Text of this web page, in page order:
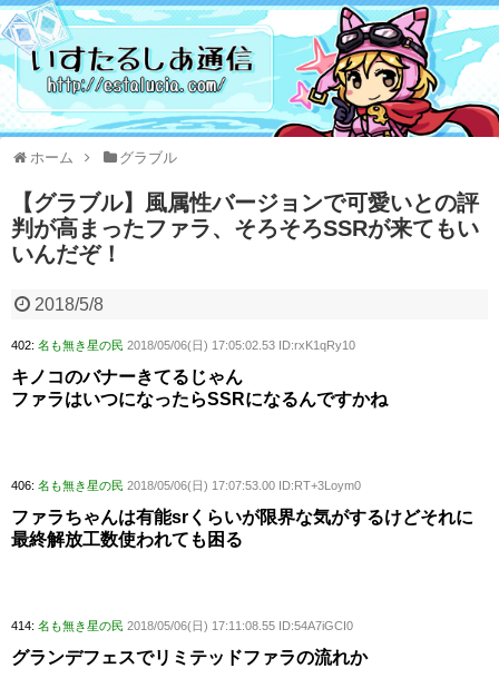
ホーム グラブル
【グラブル】風属性バージョンで可愛いとの評
判が高まったファラ、そろそろSSRが来てもい
いんだぞ！
2018/5/8
402: 名も無き星の民 2018/05/06(日) 17:05:02.53 ID:rxK1qRy10
キノコのバナーきてるじゃん
ファラはいつになったらSSRになるんですかね
406: 名も無き星の民 2018/05/06(日) 17:07:53.00 ID:RT+3Loym0
ファラちゃんは有能srくらいが限界な気がするけどそれに
最終解放工数使われても困る
414: 名も無き星の民 2018/05/06(日) 17:11:08.55 ID:54A7iGCI0
グランデフェスでリミテッドファラの流れか